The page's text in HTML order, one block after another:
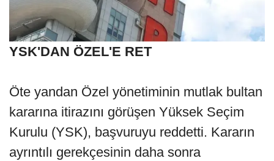
YSK'DAN ÖZEL'E RET
Öte yandan Özel yönetiminin mutlak bultan
kararına itirazını görüşen Yüksek Seçim
Kurulu (YSK), başvuruyu reddetti. Kararın
ayrıntılı gerekçesinin daha sonra